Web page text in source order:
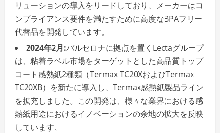
リューションの導入をリードしており、メーカーはコ
ンプライアンス要件を満たすために高度なBPAフリー
代替品を開発しています。
2024年2月:バルセロナに拠点を置くLectaグループ
は、粘着ラベル市場をターゲットとした高品質トップ
コート感熱紙2種類（Termax TC20XおよびTermax
TC20XB）を新たに導入し、Termax感熱紙製品ライン
を拡充しました。この開発は、様々な業界における感
熱紙用途におけるイノベーションの余地の拡大を反映
しています。